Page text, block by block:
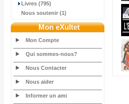
Livres (795)
Nous soutenir (1)
Mon eXultet
Mon Compte
Qui sommes-nous?
Nous Contacter
Nous aider
Informer un ami